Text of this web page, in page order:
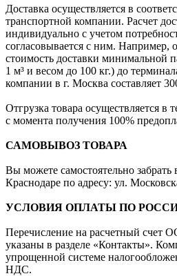
Доставка осуществляется в
транспортной компании. Расчет
индивидуально с учетом
согласовывается с ним. Например,
стоимость доставки минимальной
1 м³ и весом до 100 кг.) до
компании в г. Москва составляет
Отгрузка товара осуществляется в
с момента получения 100%
САМОВЫВОЗ ТОВАРА
Вы можете самостоятельно
Краснодаре по адресу: ул.
УСЛОВИЯ ОПЛАТЫ ПО
Перечисление на расчетный счет
указаны в разделе «Контакты».
упрощенной системе
НДС.